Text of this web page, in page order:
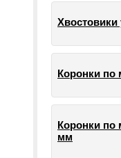
Коронки по
Коронки по
мм